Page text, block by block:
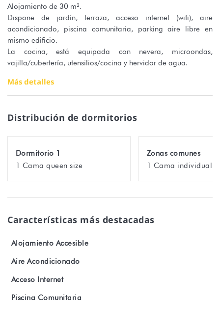
Alojamiento de 30 m².
Dispone de jardín, terraza, acceso internet (wifi), aire
acondicionado, piscina comunitaria, parking aire libre en
mismo edificio.
La cocina, está equipada con nevera, microondas,
vajilla/cubertería, utensilios/cocina y hervidor de agua.
Más detalles
Distribución de dormitorios
Dormitorio 1
1 Cama queen size
Zonas comunes
1 Cama individual
Características más destacadas
Alojamiento Accesible
Aire Acondicionado
Acceso Internet
Piscina Comunitaria